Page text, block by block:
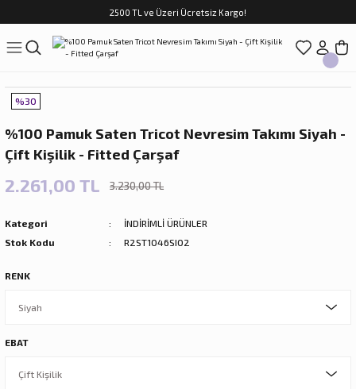
2500 TL ve Üzeri Ücretsiz Kargo!
Geri Dön
Takımları
Takımları
Geri Dön
Geri Dön
Geri Dön
Geri Dön
Geri Dön
Geri Dön
Hediyeler
%30
%100 Pamuk Saten Tricot Nevresim Takımı Siyah -
Çift Kişilik - Fitted Çarşaf
2.261,00 TL 3.230,00 TL
Kategori
İNDİRİMLİ ÜRÜNLER
Stok Kodu
R2ST1046SI02
RENK
EBAT